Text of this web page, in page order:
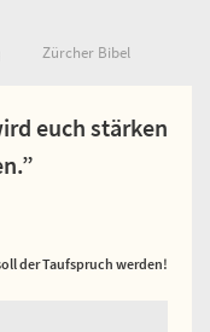
Zürcher Bibel
euch stärken
der Taufspruch werden!